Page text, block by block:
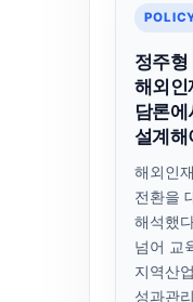
정주형
해외인
담론에
설계해
해외인
전환을
해석했
넘어 교
지역산
성과관